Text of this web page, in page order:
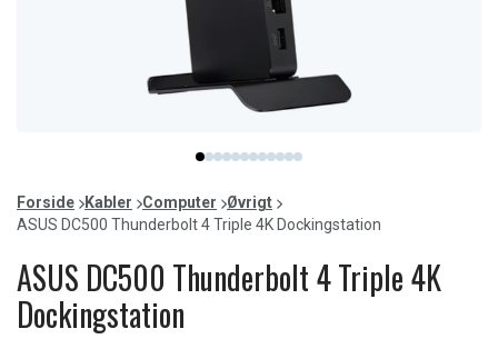
item
0
item
1
item
2
item
3
item
4
item
5
item
6
item
7
item
8
item
item
item
of
12
Forside Kabler Computer
Øvrigt
ASUS DC500 Thunderbolt 4 Triple 4K Dockingstation
ASUS DC500 Thunderbolt 4 Triple 4K
Dockingstation